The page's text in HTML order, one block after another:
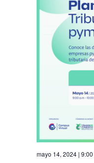
mayo 14, 2024 |